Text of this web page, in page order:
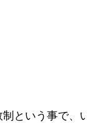
制という事で、